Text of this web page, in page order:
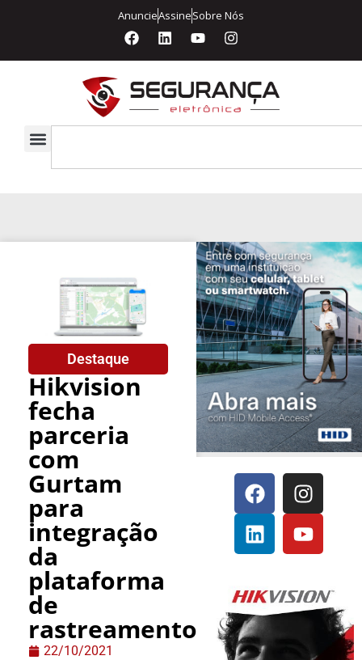
AnuncieAssineSobre Nós
Destaque
Hikvision
fecha
parceria
com
Gurtam
para
integração
da
plataforma
de
rastreamento
22/10/2021